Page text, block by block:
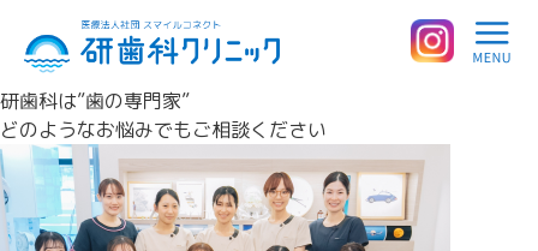
研歯科は”歯の専門家”
どのようなお悩みでもご相談ください